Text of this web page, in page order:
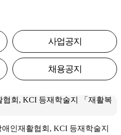
사업공지
채용공지
인재활협회, KCI 등재학술지